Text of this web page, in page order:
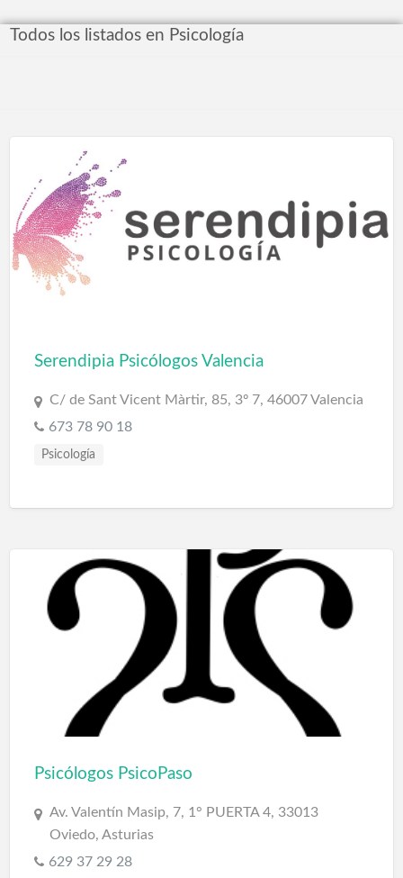
Todos los listados en Psicología
Serendipia Psicólogos Valencia
C/ de Sant Vicent Màrtir, 85, 3º 7, 46007 Valencia
673 78 90 18
Psicología
Psicólogos PsicoPaso
Av. Valentín Masip, 7, 1° PUERTA 4, 33013
Oviedo, Asturias
629 37 29 28